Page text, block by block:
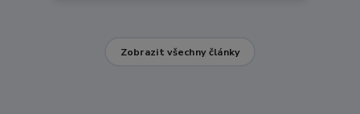
Zobrazit všechny články